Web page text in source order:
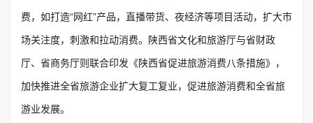
费，如打造“网红”产品，直播带货、夜经济等项目活动，扩大市
场关注度，刺激和拉动消费。陕西省文化和旅游厅与省财政
厅、省商务厅则联合印发《陕西省促进旅游消费八条措施》，
加快推进全省旅游企业扩大复工复业，促进旅游消费和全省旅
游业发展。